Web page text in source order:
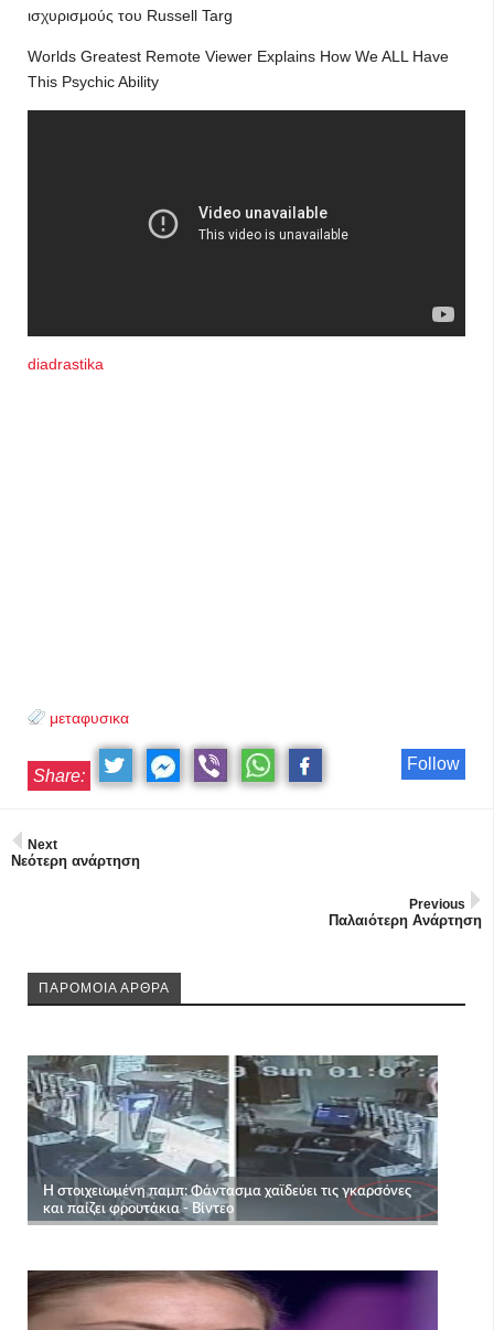
ισχυρισμούς του Russell Targ
Worlds Greatest Remote Viewer Explains How We ALL Have
This Psychic Ability
diadrastika
μεταφυσικα
Follow
Share:
Next
Νεότερη ανάρτηση
Previous
Παλαιότερη Ανάρτηση
ΠΑΡΟΜΟΙΑ ΑΡΘΡΑ